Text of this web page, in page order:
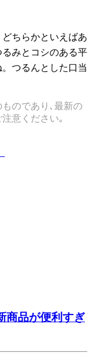
ちらかといえばあ
みとコシのある平
つるんとした口当
のであり､最新の
意ください｡
商品が便利すぎ